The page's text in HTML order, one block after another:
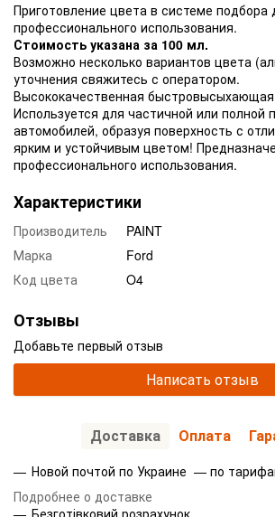
Приготовление цвета в системе подбора
профессионального использования.
Стоимость указана за 100 мл.
Возможно несколько вариантов цвета
уточнения свяжитесь с оператором.
Высококачественная
Используется для частичной или полной
автомобилей, образуя поверхность с
ярким и устойчивым цветом!
профессионального использования.
Характеристики
Производитель
PAINT
Марка
Ford
Код цвета
O4
Отзывы
Добавьте первый отзыв
Написать отзыв
Доставка Оплата
Новой почтой по Украине — по
Подробнее о доставке
Безготівковий розрахунок